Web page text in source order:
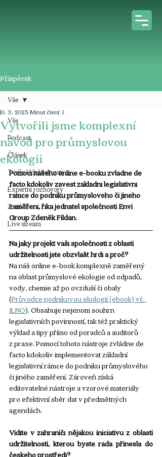
Příspěvek
Vše
Podcast
Článek
Tváře Udržitelnosti
Expertní rozhovory
Z médií
Live stream
Vše
Vytvořili jsme komplexní
návod pro průmyslovou
ekologii
10. 3. 2025 Minut čtení: 1
Pomocí našeho online e-booku zvládne de
facto kdokoliv zavést základní legislativní
rámce do podniku průmyslového či jiného
zaměření, říká jednatel společnosti Envi
Group Zdeněk Fildán.
Na jaký projekt vaší společnosti z oblasti
udržitelnosti jste obzvlášť hrdí a proč?
Na náš online e-book komplexně zaměřený
na oblast průmyslové ekologie od odpadů,
vody, chemie až po ovzduší či obaly
(Průvodce podnikovou ekologií (ebook) vč.
ILNO). Obsahuje nejenom souhrn
legislativních povinností, tak též praktický
výklad a tipy přímo od poradců a auditorů
z praxe. Pomocí tohoto nástroje zvládne de
facto kdokoliv implementovat základní
legislativní rámce do podniku průmyslového
či jiného zaměření. Zároveň získá
editovatelné nástroje a vzorové materiály
pro efektivní sběr dat v předmětných
agendách.
Vidíte v zahraničí nějakou iniciativu z oblasti
udržitelnosti, kterou byste ráda přinesla do
českého prostředí?